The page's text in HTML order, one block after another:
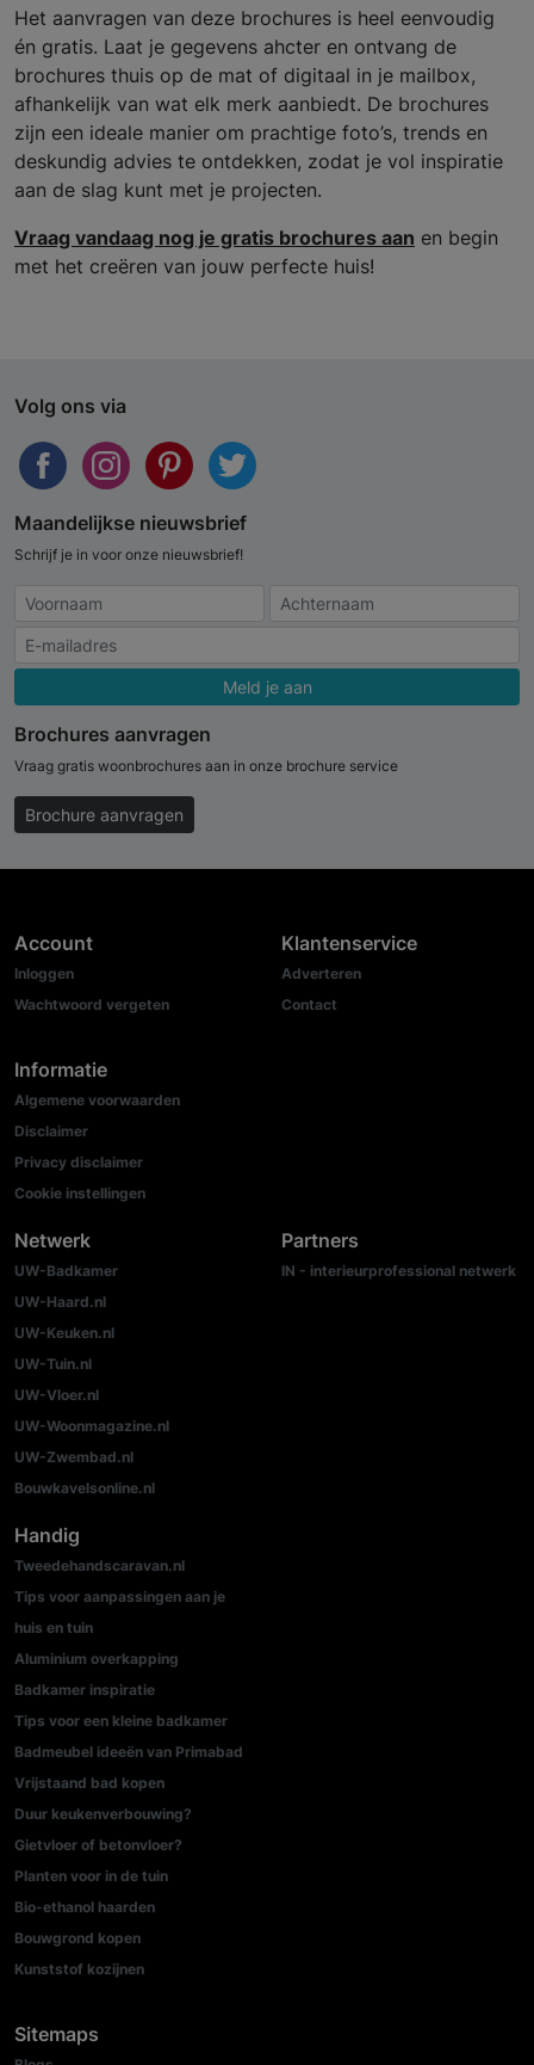
Het aanvragen van deze brochures is heel eenvoudig
én gratis. Laat je gegevens ahcter en ontvang de
brochures thuis op de mat of digitaal in je mailbox,
afhankelijk van wat elk merk aanbiedt. De brochures
zijn een ideale manier om prachtige foto’s, trends en
deskundig advies te ontdekken, zodat je vol inspiratie
aan de slag kunt met je projecten.
Vraag vandaag nog je gratis brochures aan en begin
met het creëren van jouw perfecte huis!
Volg ons via
Maandelijkse nieuwsbrief
Schrijf je in voor onze nieuwsbrief!
Meld je aan
Brochures aanvragen
Vraag gratis woonbrochures aan in onze brochure service
Brochure aanvragen
Account
Inloggen
Wachtwoord vergeten
Informatie
Algemene voorwaarden
Disclaimer
Privacy disclaimer
Cookie instellingen
Klantenservice
Adverteren
Contact
Netwerk
UW-Badkamer
UW-Haard.nl
UW-Keuken.nl
UW-Tuin.nl
UW-Vloer.nl
UW-Woonmagazine.nl
UW-Zwembad.nl
Bouwkavelsonline.nl
Partners
IN - interieurprofessional netwerk
Handig
Tweedehandscaravan.nl
Tips voor aanpassingen aan je
huis en tuin
Aluminium overkapping
Badkamer inspiratie
Tips voor een kleine badkamer
Badmeubel ideeën van Primabad
Vrijstaand bad kopen
Duur keukenverbouwing?
Gietvloer of betonvloer?
Planten voor in de tuin
Bio-ethanol haarden
Bouwgrond kopen
Kunststof kozijnen
Sitemaps